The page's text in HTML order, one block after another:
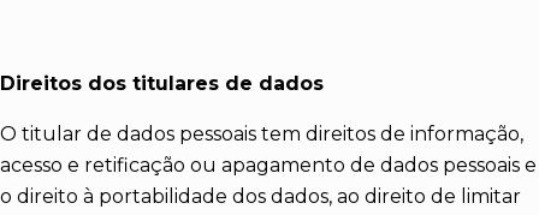
Direitos dos titulares de dados
O titular de dados pessoais tem direitos de informação,
acesso e retificação ou apagamento de dados pessoais e
o direito à portabilidade dos dados, ao direito de limitar